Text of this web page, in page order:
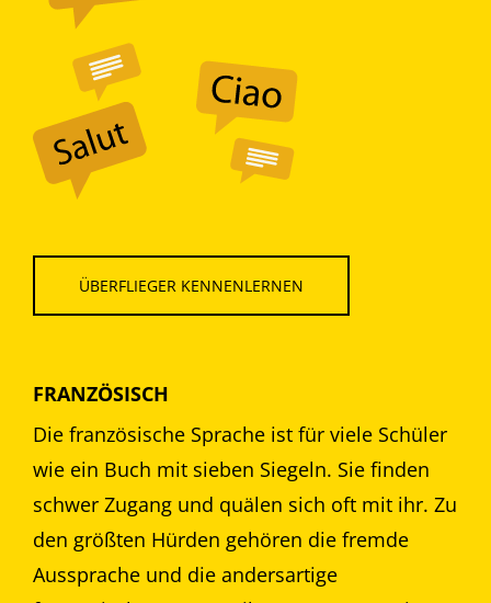
ÜBERFLIEGER KENNENLERNEN
FRANZÖSISCH
Die französische Sprache ist für viele Schüler
wie ein Buch mit sieben Siegeln. Sie finden
schwer Zugang und quälen sich oft mit ihr. Zu
den größten Hürden gehören die fremde
Aussprache und die andersartige